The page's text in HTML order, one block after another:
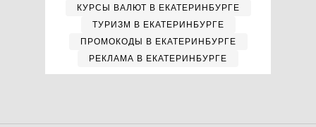
КУРСЫ ВАЛЮТ В ЕКАТЕРИНБУРГЕ
ТУРИЗМ В ЕКАТЕРИНБУРГЕ
ПРОМОКОДЫ В ЕКАТЕРИНБУРГЕ
РЕКЛАМА В ЕКАТЕРИНБУРГЕ